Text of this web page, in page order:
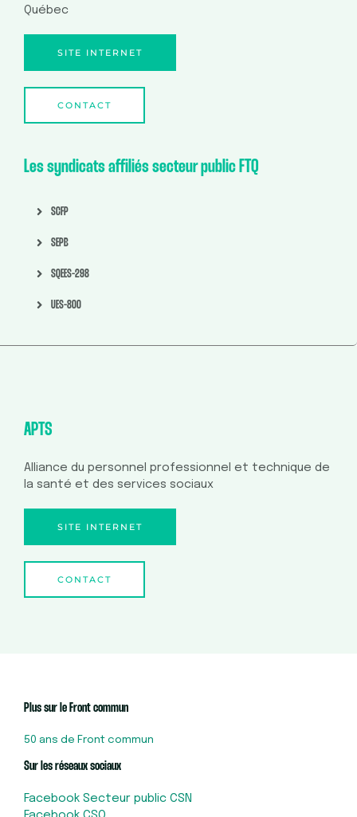
Québec
SITE INTERNET
CONTACT
Les syndicats affiliés secteur public FTQ
SCFP
SEPB
SQEES-298
UES-800
APTS
Alliance du personnel professionnel et technique de
la santé et des services sociaux
SITE INTERNET
CONTACT
Plus sur le Front commun
50 ans de Front commun
Sur les réseaux sociaux
Facebook Secteur public CSN